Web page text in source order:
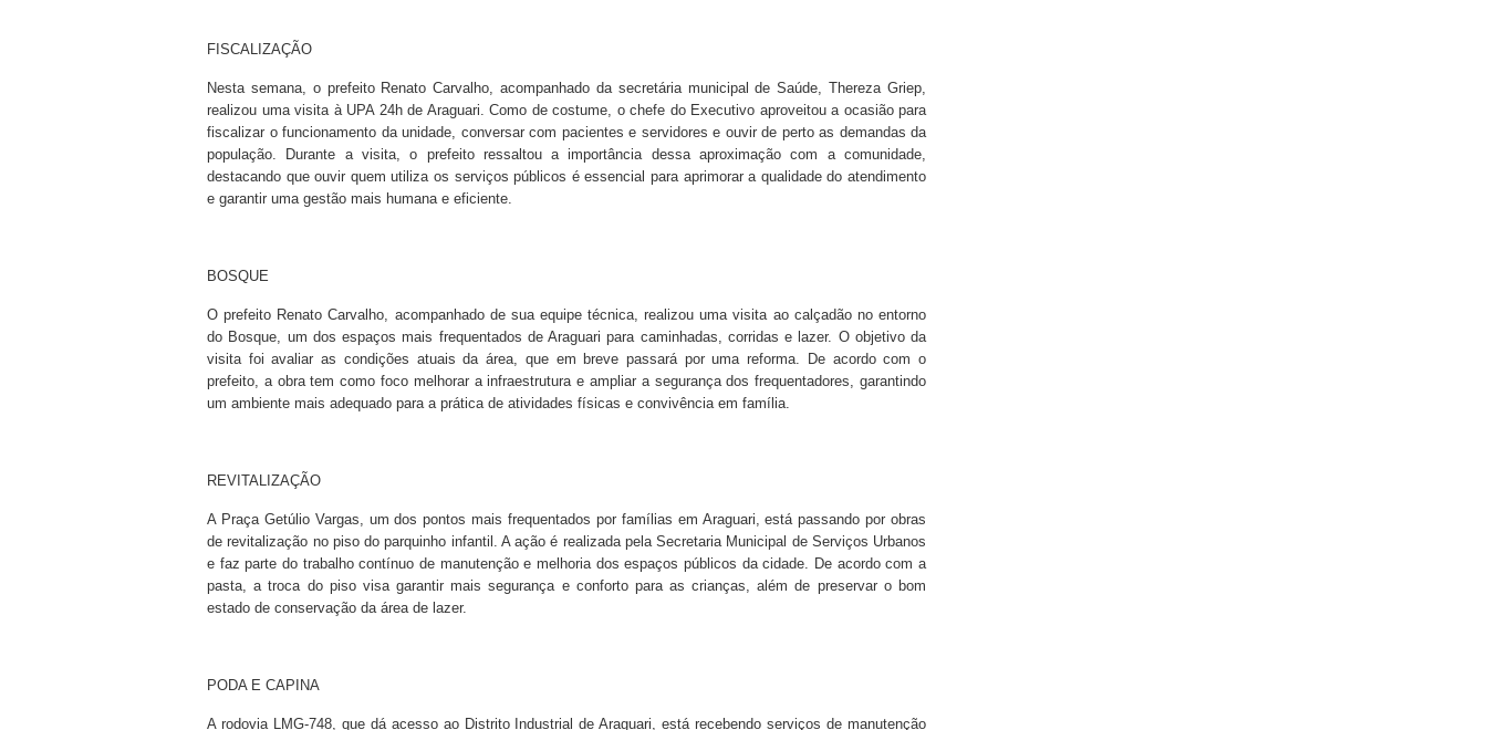
FISCALIZAÇÃO
Nesta semana, o prefeito Renato Carvalho, acompanhado da secretária municipal de Saúde, Thereza Griep,
realizou uma visita à UPA 24h de Araguari. Como de costume, o chefe do Executivo aproveitou a ocasião para
fiscalizar o funcionamento da unidade, conversar com pacientes e servidores e ouvir de perto as demandas da
população. Durante a visita, o prefeito ressaltou a importância dessa aproximação com a comunidade,
destacando que ouvir quem utiliza os serviços públicos é essencial para aprimorar a qualidade do atendimento
e garantir uma gestão mais humana e eficiente.
BOSQUE
O prefeito Renato Carvalho, acompanhado de sua equipe técnica, realizou uma visita ao calçadão no entorno
do Bosque, um dos espaços mais frequentados de Araguari para caminhadas, corridas e lazer. O objetivo da
visita foi avaliar as condições atuais da área, que em breve passará por uma reforma. De acordo com o
prefeito, a obra tem como foco melhorar a infraestrutura e ampliar a segurança dos frequentadores, garantindo
um ambiente mais adequado para a prática de atividades físicas e convivência em família.
REVITALIZAÇÃO
A Praça Getúlio Vargas, um dos pontos mais frequentados por famílias em Araguari, está passando por obras
de revitalização no piso do parquinho infantil. A ação é realizada pela Secretaria Municipal de Serviços Urbanos
e faz parte do trabalho contínuo de manutenção e melhoria dos espaços públicos da cidade. De acordo com a
pasta, a troca do piso visa garantir mais segurança e conforto para as crianças, além de preservar o bom
estado de conservação da área de lazer.
PODA E CAPINA
A rodovia LMG-748, que dá acesso ao Distrito Industrial de Araguari, está recebendo serviços de manutenção